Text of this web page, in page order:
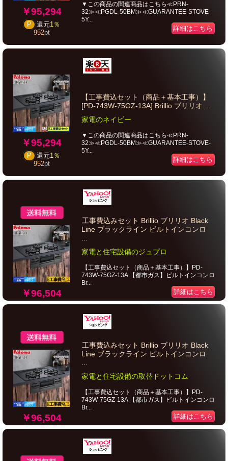
￥95,294
P 還元1％
952pt
▼この商品の関連商品はこちら≪PRN-
32≫≪PGDL-50BM≫≪GUARANTEE-STOVE-
5Y...
詳細はこちら
￥95,294
P 還元1％
952pt
【工事費込セット（商品＋基本工事）】
[PD-743W-75GZ-13A] Brillio ブリリオ ...
家電のネイビー
▼この商品の関連商品はこちら≪PRN-
32≫≪PGDL-50BM≫≪GUARANTEE-STOVE-
5Y...
詳細はこちら
￥96,504
工事費込みセット Brillio ブリリオ Black
Line ブラックライン ビルトインコンロ
家電と住宅設備のジュプロ
【工事費込セット（商品＋基本工事）】PD-
743W-75GZ-13A 【都市ガス】ビルトインコンロ
Br...
詳細はこちら
￥96,504
工事費込みセット Brillio ブリリオ Black
Line ブラックライン ビルトインコンロ
家電と住宅設備の取替ドットコム
【工事費込セット（商品＋基本工事）】PD-
743W-75GZ-13A 【都市ガス】ビルトインコンロ
Br...
詳細はこちら